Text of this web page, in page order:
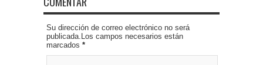
Su dirección de correo electrónico no será
publicada.Los campos necesarios están
marcados *